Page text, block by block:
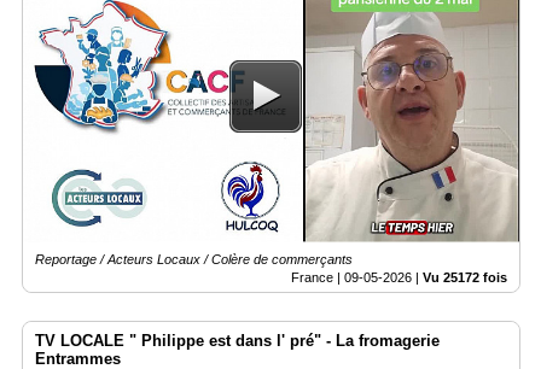
Reportage / Acteurs Locaux / Colère de commerçants
France | 09-05-2026 | Vu 25172 fois
TV LOCALE " Philippe est dans l' pré" - La fromagerie
Entrammes